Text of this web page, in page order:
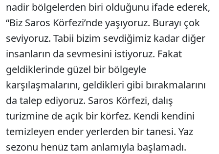
nadir bölgelerden biri olduğunu ifade ederek,
“Biz Saros Körfezi’nde yaşıyoruz. Burayı çok
seviyoruz. Tabii bizim sevdiğimiz kadar diğer
insanların da sevmesini istiyoruz. Fakat
geldiklerinde güzel bir bölgeyle
karşılaşmalarını, geldikleri gibi bırakmalarını
da talep ediyoruz. Saros Körfezi, dalış
turizmine de açık bir körfez. Kendi kendini
temizleyen ender yerlerden bir tanesi. Yaz
sezonu henüz tam anlamıyla başlamadı.